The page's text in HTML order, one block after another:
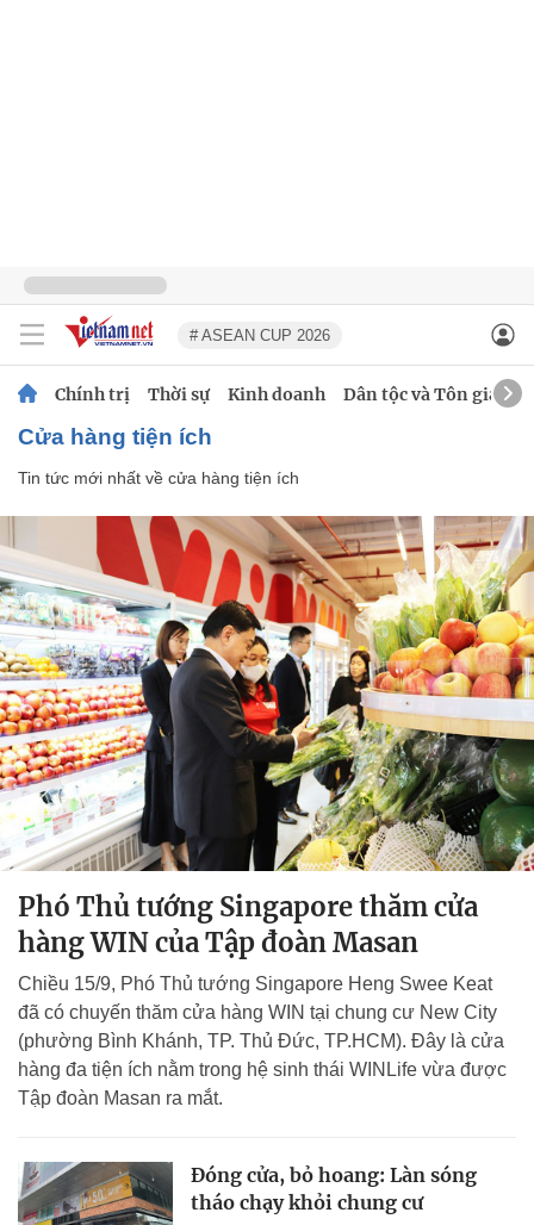
# ASEAN CUP 2026
Chính trị Thời sự Kinh doanh Dân tộc và Tôn giáo
cửa hàng tiện ích
Tin tức mới nhất về cửa hàng tiện ích
Phó Thủ tướng Singapore thăm cửa
hàng WIN của Tập đoàn Masan
Chiều 15/9, Phó Thủ tướng Singapore Heng Swee Keat
đã có chuyến thăm cửa hàng WIN tại chung cư New City
(phường Bình Khánh, TP. Thủ Đức, TP.HCM). Đây là cửa
hàng đa tiện ích nằm trong hệ sinh thái WINLife vừa được
Tập đoàn Masan ra mắt.
Đóng cửa, bỏ hoang: Làn sóng
tháo chạy khỏi chung cư